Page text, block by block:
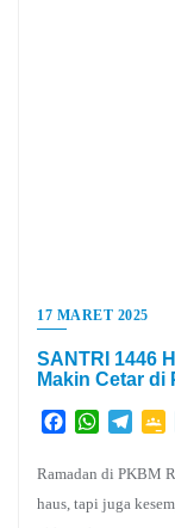
17 MARET 2025
SANTRI 1446
Makin Cetar di
Facebook
Ramadan di PKBM
haus, tapi juga